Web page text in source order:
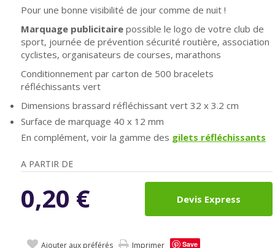
Pour une bonne visibilité de jour comme de nuit !
Marquage publicitaire possible le logo de votre club de
sport, journée de prévention sécurité routière, association
cyclistes, organisateurs de courses, marathons
Conditionnement par carton de 500 bracelets
réfléchissants vert
Dimensions brassard réfléchissant vert 32 x 3.2 cm
Surface de marquage 40 x 12 mm
En complément, voir la gamme des gilets réfléchissants
A PARTIR DE
0,20 € Devis Express
Ajouter aux préférés Imprimer Save